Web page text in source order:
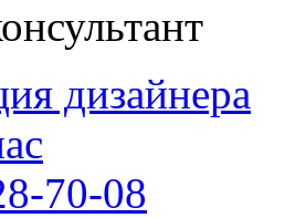
дизайнера
70-08